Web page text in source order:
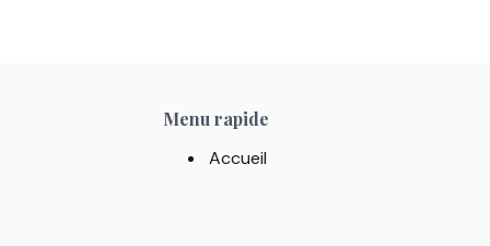
Menu rapide
Accueil